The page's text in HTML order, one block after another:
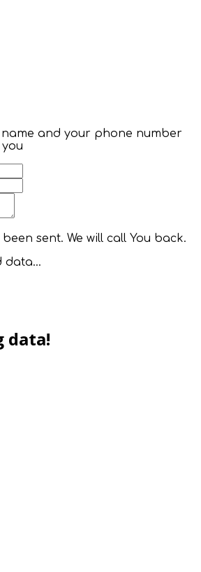
name and your phone number
sent. We will call You back.
data...
data!